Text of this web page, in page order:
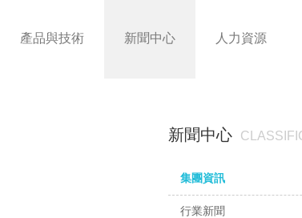
產品與技術 新聞中心 人力資源
新聞中心
集團資訊
行業新聞